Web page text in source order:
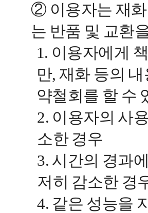
② 이용자는 재화
는 반품 및 교환
1. 이용자에게
만, 재화 등의
약철회를 할 수
2. 이용자의 사
소한 경우
3. 시간의 경과
저히 감소한 경
4. 같은 성능을